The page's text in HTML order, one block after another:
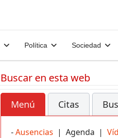
Política Sociedad
Buscar en esta web
Menú Citas
-Ausencias | Agenda |